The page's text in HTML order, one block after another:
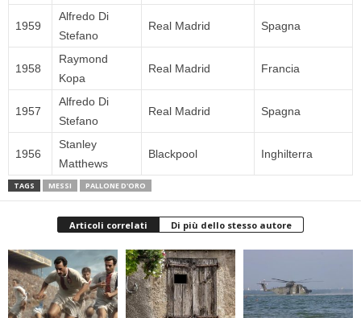
1959
Alfredo Di
Stefano
Real Madrid Spagna
1958
Raymond
Kopa
Real Madrid Francia
1957
Alfredo Di
Stefano
Real Madrid Spagna
1956
Stanley
Matthews
Blackpool Inghilterra
TAGS MESSI PALLONE D'ORO
Articoli correlati Di più dello stesso autore